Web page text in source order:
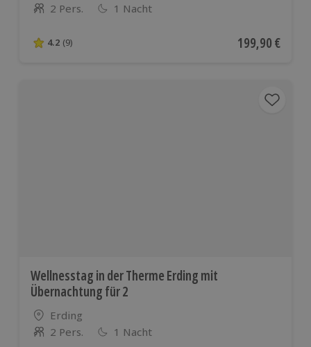
Anzahl der Teilnehmer
2 Pers. 1 Nacht
4.2 von 5 Sternen basierend auf 9 Bewertungen
4.2 (9) Aktueller Preis
199,90 €
Wellnesstag in der Therme Erding mit
Übernachtung für 2
Standort
Erding
Anzahl der Teilnehmer
2 Pers. 1 Nacht